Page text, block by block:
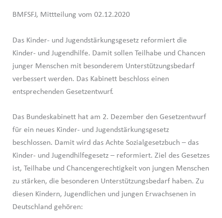
BMFSFJ, Mittteilung vom 02.12.2020
Das Kinder- und Jugendstärkungsgesetz reformiert die
Kinder- und Jugendhilfe. Damit sollen Teilhabe und Chancen
junger Menschen mit besonderem Unterstützungsbedarf
verbessert werden. Das Kabinett beschloss einen
entsprechenden Gesetzentwurf.
Das Bundeskabinett hat am 2. Dezember den Gesetzentwurf
für ein neues Kinder- und Jugendstärkungsgesetz
beschlossen. Damit wird das Achte Sozialgesetzbuch – das
Kinder- und Jugendhilfegesetz – reformiert. Ziel des Gesetzes
ist, Teilhabe und Chancengerechtigkeit von jungen Menschen
zu stärken, die besonderen Unterstützungsbedarf haben. Zu
diesen Kindern, Jugendlichen und jungen Erwachsenen in
Deutschland gehören: